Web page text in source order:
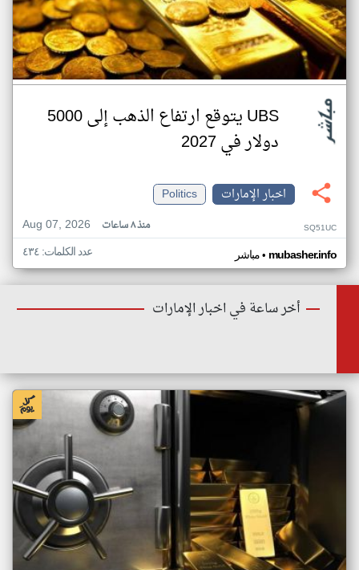
UBS يتوقع ارتفاع الذهب إلى 5000
دولار في 2027
اخبار الإمارات
Politics
Aug 07, 2026
منذ ٨ ساعات SQ51UC
مباشر• mubasher.info عدد الكلمات: ٤٣٤
أخر ساعة في اخبار الإمارات